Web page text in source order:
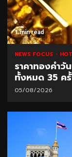
1 min read
NEWS FOCUS
ราคาทองคำ
ทั้งหมด 35 ค
05/08/2026